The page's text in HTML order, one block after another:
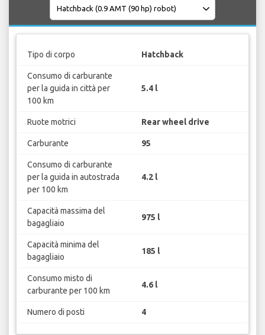
Tipo di corpo Hatchback
Consumo di carburante
per la guida in città per
100 km
5.4 l
Ruote motrici Rear wheel drive
Carburante 95
Consumo di carburante
per la guida in autostrada
per 100 km
4.2 l
Capacità massima del
bagagliaio
975 l
Capacità minima del
bagagliaio
185 l
Consumo misto di
carburante per 100 km
4.6 l
Numero di posti 4